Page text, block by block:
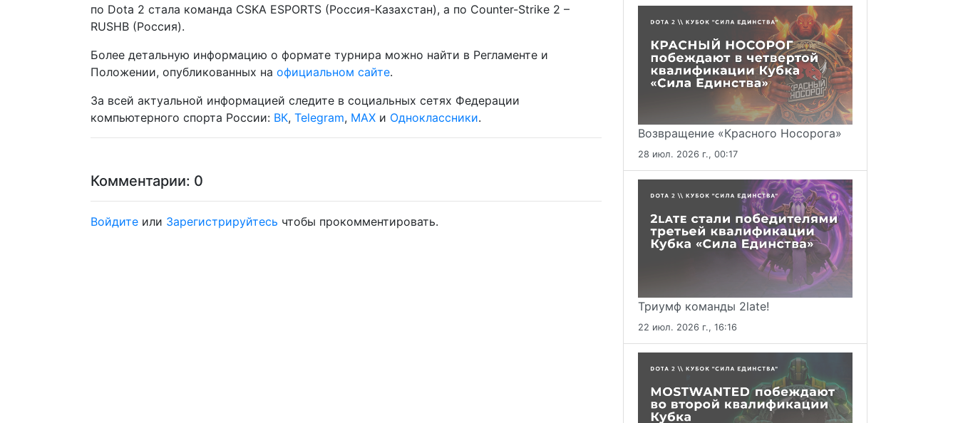
по Dota 2 стала команда CSKA ESPORTS (Россия-Казахстан), а по Counter-Strike 2 –
RUSHB (Россия).
Более детальную информацию о формате турнира можно найти в Регламенте и
Положении, опубликованных на официальном сайте.
За всей актуальной информацией следите в социальных сетях Федерации
компьютерного спорта России: ВК, Telegram, MAX и Одноклассники.
Комментарии: 0
Войдите или Зарегистрируйтесь чтобы прокомментировать.
Возвращение «Красного Носорога»
28 июл. 2026 г., 00:17
Триумф команды 2late!
22 июл. 2026 г., 16:16